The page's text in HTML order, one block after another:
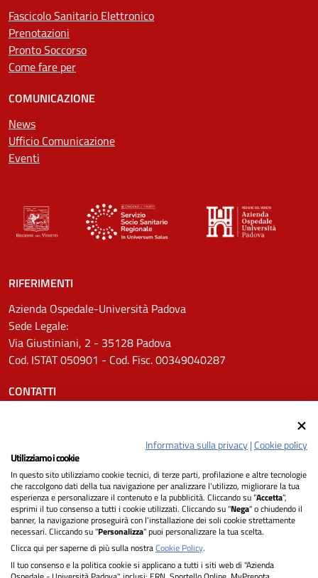
Fascicolo Sanitario Elettronico
Prenotazioni
Pronto Soccorso
Come fare per
COMUNICAZIONE
News
Ufficio Comunicazione
Eventi
RIFERIMENTI
Azienda Ospedale-Università Padova
Sede Legale:
Via Giustiniani, 2 - 35128 Padova
Cod. ISTAT 050901 - Cod. Fisc. 00349040287
CONTATTI
Pec: protocollo.aopd@pecveneto.it
SEGUICI SU
Privacy
Dichiarazione di Accessibilità
Informativa sulla privacy|Cookie policy
Utilizziamo i cookie
In questo sito utilizziamo cookie tecnici, di terze parti, profilazione e altre tecnologie
che raccolgono dati della tua navigazione per analizzare l’utilizzo, migliorare la tua
esperienza e personalizzare il contenuto e la pubblicità. Cliccando su “Accetta”,
esprimi il tuo consenso a tutti i cookie utilizzati. Cliccando su "Nega" o chiudendo il
banner, la navigazione proseguirà con l’installazione dei soli cookie strettamente
necessari. Cliccando su "Personalizza" puoi personalizzare la tua scelta.
Clicca qui per saperne di più sulla nostraCookie Policy.
Il tuo consenso e la politica cookie si applicano a tutti i siti web di "Azienda